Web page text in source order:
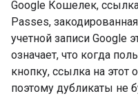
Google Кошелек,
Passes,
учетной записи Google
означает, что когда
кнопку, ссылка на этот
поэтому дубликаты не